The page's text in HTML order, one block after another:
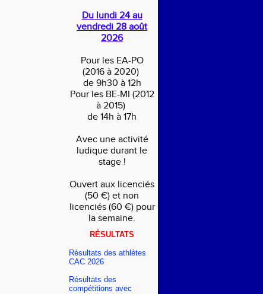
Du lundi 24 au
vendredi 28 août
2026
Pour les EA-PO
(2016 à 2020)
de 9h30 à 12h
Pour les BE-MI (2012
à 2015)
de 14h à 17h
Avec une activité
ludique durant le
stage !
Ouvert aux licenciés
(50 €) et non
licenciés (60 €) pour
la semaine.
RÉSULTATS
Résultats des athlètes
CAC 2026
Résultats des
compétitions avec